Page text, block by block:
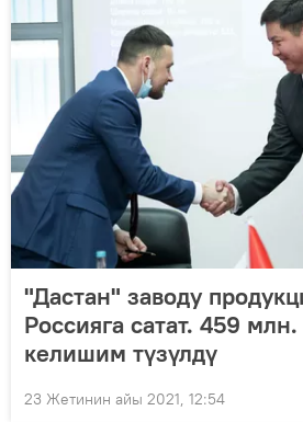
"Дастан" заводу
Россияга сатат. 459
келишим түзүлдү
23 Жетинин айы 2021, 12:54